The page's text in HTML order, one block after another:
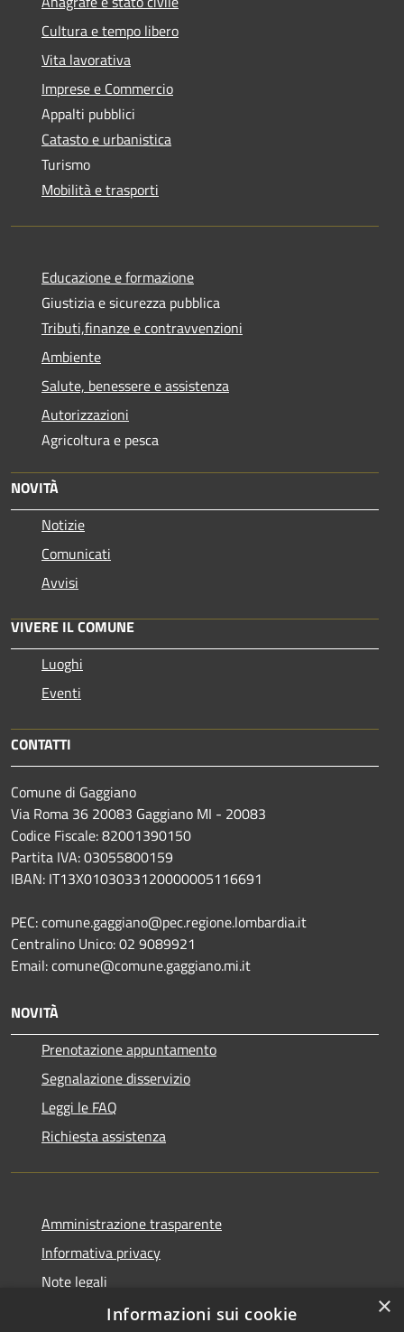
Cultura e tempo libero
Vita lavorativa
Imprese e Commercio
Appalti pubblici
Catasto e urbanistica
Turismo
Mobilità e trasporti
Educazione e formazione
Giustizia e sicurezza pubblica
Tributi,finanze e contravvenzioni
Ambiente
Salute, benessere e assistenza
Autorizzazioni
Agricoltura e pesca
NOVITÀ
Notizie
Comunicati
Avvisi
VIVERE IL COMUNE
Luoghi
Eventi
CONTATTI
Comune di Gaggiano
Via Roma 36 20083 Gaggiano MI - 20083
Codice Fiscale: 82001390150
Partita IVA: 03055800159
IBAN: IT13X0103033120000005116691
PEC: comune.gaggiano@pec.regione.lombardia.it
Centralino Unico: 02 9089921
Email: comune@comune.gaggiano.mi.it
NOVITÀ
Prenotazione appuntamento
Segnalazione disservizio
Leggi le FAQ
Richiesta assistenza
Amministrazione trasparente
Informativa privacy
Note legali
Dichiarazione di accessibilità
×
Informazioni sui cookie